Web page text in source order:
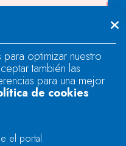
el campo
el campo
optimizar nuestro
también las
para una mejor
de cookies
el portal